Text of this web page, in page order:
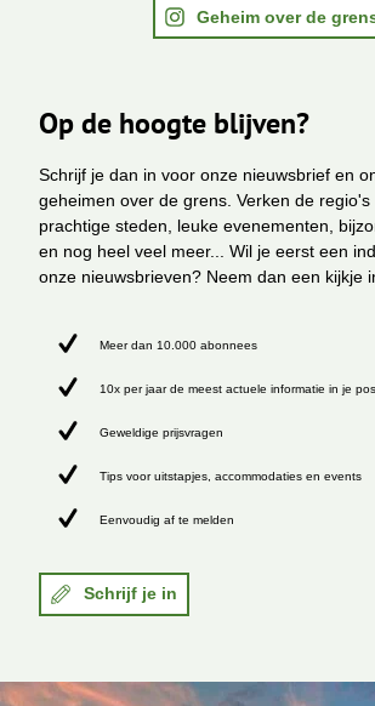
Geheim over de
Op de hoogte blijven?
Schrijf je dan in voor onze nieuwsbrief en
geheimen over de grens. Verken de regio's
prachtige steden, leuke evenementen,
en nog heel veel meer... Wil je eerst een
onze nieuwsbrieven? Neem dan een kijkje
Meer dan 10.000 abonnees
10x per jaar de meest actuele informatie in je
Geweldige prijsvragen
Tips voor uitstapjes, accommodaties en events
Eenvoudig af te melden
Schrijf je in